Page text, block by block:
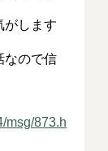
がします
なので信
msg/873.h